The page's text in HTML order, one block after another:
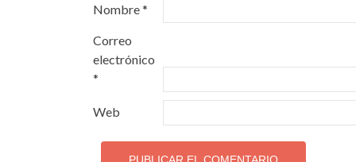
Nombre*
Correo
electrónico
*
Web